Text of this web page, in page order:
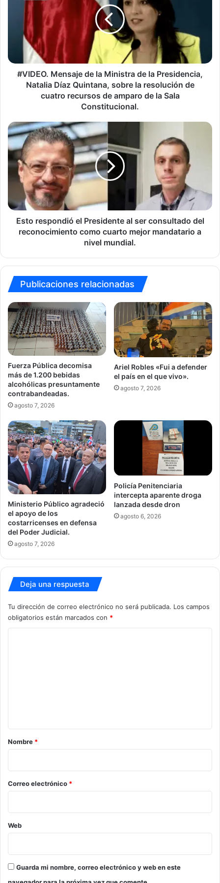
Ministra
Presidencia,
Natalia
Díaz
Quintana,
de
cuatro
recursos
amparo
Constitucional.
#VIDEO. Mensaje de la Ministra de la Presidencia,
Natalia Díaz Quintana, sobre la resolución de
cuatro recursos de amparo de la Sala
Constitucional.
Esto
respondió
el
Presidente
al
consultado
reconocimiento
como
cuarto
a
mundial.
Esto respondió el Presidente al ser consultado del
reconocimiento como cuarto mejor mandatario a
nivel mundial.
Publicaciones relacionadas
Fuerza Pública decomisa
más de 1.200 bebidas
alcohólicas presuntamente
contrabandeadas.
agosto 7, 2026
Ariel Robles «Fui a defender
el país en el que vivo».
agosto 7, 2026
Ministerio Público agradeció
el apoyo de los
costarricenses en defensa
del Poder Judicial.
agosto 7, 2026
Policía Penitenciaria
intercepta aparente droga
lanzada desde dron
agosto 6, 2026
Deja una respuesta
Tu dirección de correo electrónico no será publicada. Los campos
obligatorios están marcados con *
r
o
*
Nombre *
Correo electrónico *
Web
Guarda mi nombre, correo electrónico y web en este